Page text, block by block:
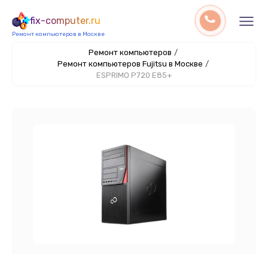
fix-computer.ru
Ремонт компьютеров в Москве
Ремонт компьютеров /
Ремонт компьютеров Fujitsu в Москве /
ESPRIMO P720 E85+